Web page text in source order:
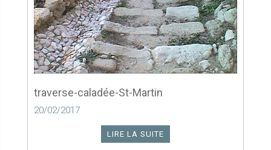
traverse-caladée-St-Martin
20/02/2017
LIRE LA SUITE